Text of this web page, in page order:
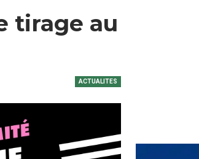
tirage au
ACTUALITES